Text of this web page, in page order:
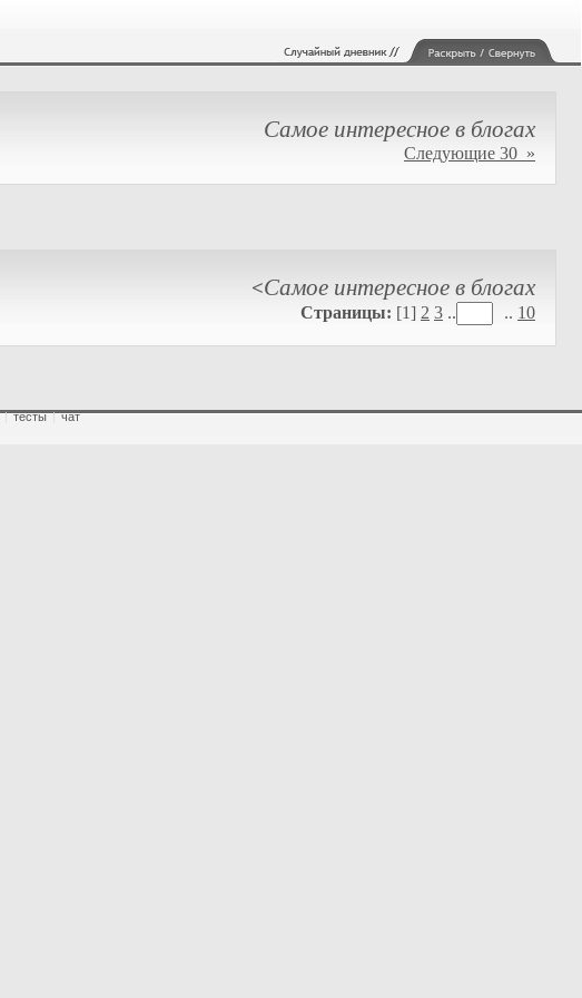
Самое интересное в блогах
Следующие 30 »
<Самое интересное в блогах
Страницы: [1] 2 3 .. .. 10
| тесты | чат